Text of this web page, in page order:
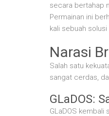
secara bertahap
Permainan ini
kali sebuah
Narasi
Salah satu
sangat cerdas,
GLaDOS:
GLaDOS kembali